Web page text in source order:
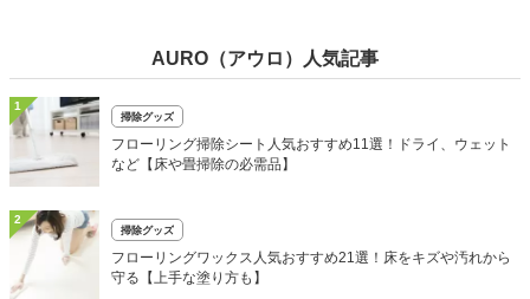
AURO（アウロ）人気記事
1
掃除グッズ
フローリング掃除シート人気おすすめ11選！ドライ、ウェット
など【床や畳掃除の必需品】
2
掃除グッズ
フローリングワックス人気おすすめ21選！床をキズや汚れから
守る【上手な塗り方も】